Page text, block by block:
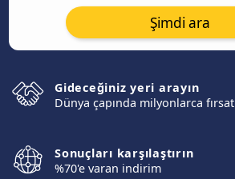
Şimdi ara
Gideceğiniz yeri arayın
Dünya çapında milyonlarca fırsat
Sonuçları karşılaştırın
%70'e varan indirim